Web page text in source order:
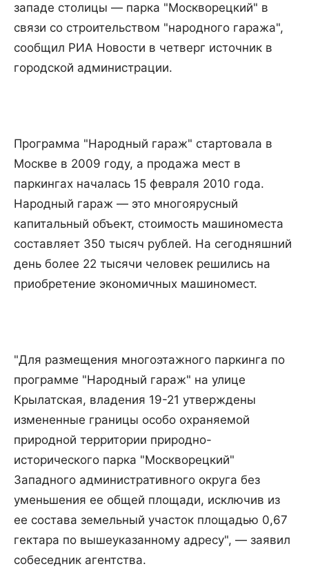
западе столицы — парка "Москворецкий" в
связи со строительством "народного гаража",
сообщил РИА Новости в четверг источник в
городской администрации.
Программа "Народный гараж" стартовала в
Москве в 2009 году, а продажа мест в
паркингах началась 15 февраля 2010 года.
Народный гараж — это многоярусный
капитальный объект, стоимость машиноместа
составляет 350 тысяч рублей. На сегодняшний
день более 22 тысячи человек решились на
приобретение экономичных машиномест.
"Для размещения многоэтажного паркинга по
программе "Народный гараж" на улице
Крылатская, владения 19-21 утверждены
измененные границы особо охраняемой
природной территории природно-
исторического парка "Москворецкий"
Западного административного округа без
уменьшения ее общей площади, исключив из
ее состава земельный участок площадью 0,67
гектара по вышеуказанному адресу", — заявил
собеседник агентства.